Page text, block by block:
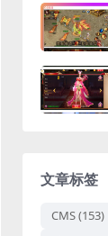
文章标签
CMS(153)